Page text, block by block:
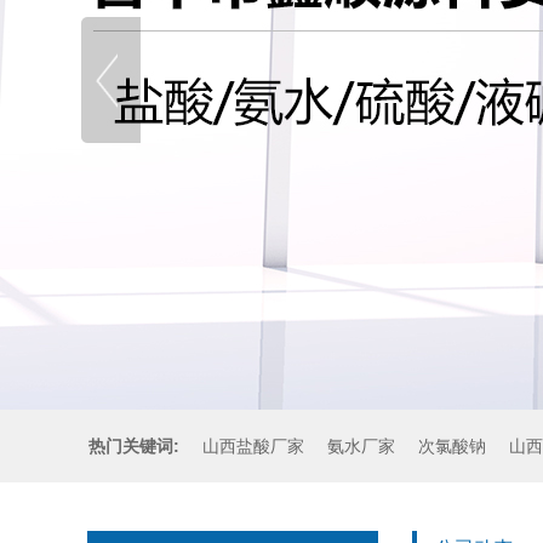
热门关键词: 山西盐酸厂家 氨水厂家 次氯酸钠 山